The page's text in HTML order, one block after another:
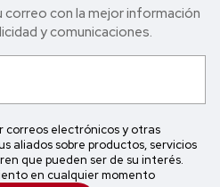
con la mejor in formación
y comunicaciones.
correos electrónicos y otras
aliados sobre productos, servicios
que pueden ser de su interés.
en cualquier momento